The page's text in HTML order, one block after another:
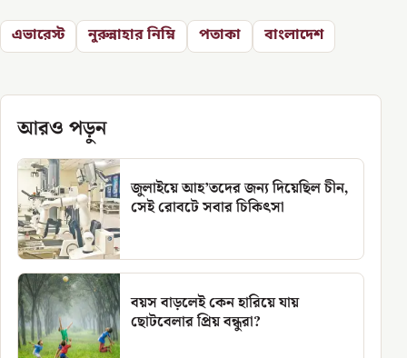
এভারেস্ট নুরুন্নাহার নিম্নি পতাকা বাংলাদেশ
আরও পড়ুন
জুলাইয়ে আহ’তদের জন্য দিয়েছিল চীন,
সেই রোবটে সবার চিকিৎসা
বয়স বাড়লেই কেন হারিয়ে যায়
ছোটবেলার প্রিয় বন্ধুরা?